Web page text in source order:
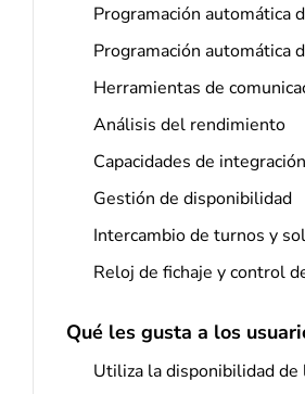
Programación automática
Programación automática
Herramientas de
Análisis del rendimiento
Capacidades de integración
Gestión de disponibilidad
Intercambio de turnos y
Reloj de fichaje y control
Qué les gusta a los
Utiliza la disponibilidad de